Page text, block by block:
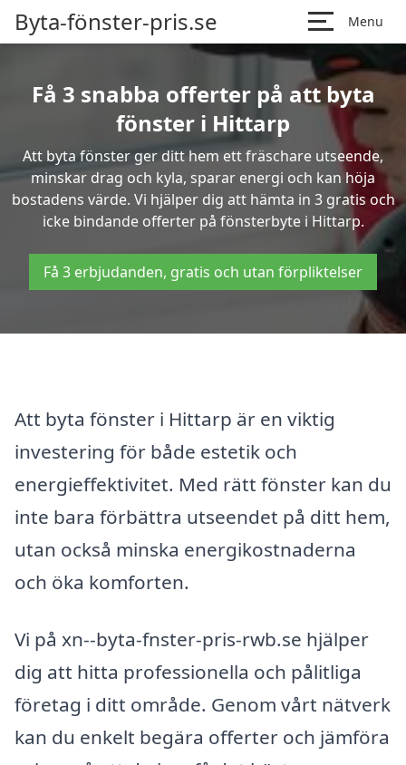
Byta-fönster-pris.se Menu
Få 3 snabba offerter på att byta
fönster i Hittarp
Att byta fönster ger ditt hem ett fräschare utseende,
minskar drag och kyla, sparar energi och kan höja
bostadens värde. Vi hjälper dig att hämta in 3 gratis och
icke bindande offerter på fönsterbyte i Hittarp.
Få 3 erbjudanden, gratis och utan förpliktelser
Att byta fönster i Hittarp är en viktig
investering för både estetik och
energieffektivitet. Med rätt fönster kan du
inte bara förbättra utseendet på ditt hem,
utan också minska energikostnaderna
och öka komforten.
Vi på xn--byta-fnster-pris-rwb.se hjälper
dig att hitta professionella och pålitliga
företag i ditt område. Genom vårt nätverk
kan du enkelt begära offerter och jämföra